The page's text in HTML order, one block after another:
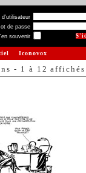
d'utilisateur
de passe
souvenir
Iconovox
- 1 à 12 affichés